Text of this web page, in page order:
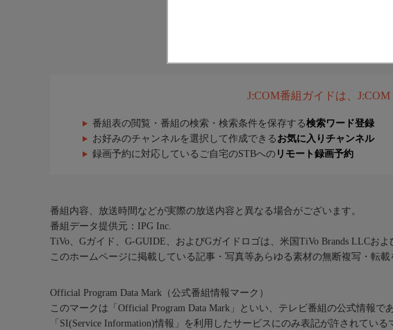
J:COM番組ガイドは、
番組表の閲覧・番組の検索・検索条件を保存する検索ワード登録
お好みのチャンネルを選択して作成できる お気に入りチャンネル
録画予約に対応しているご自宅のSTBへの リモート録画予約
番組内容、放送時間などが実際の放送内容と異なる場合がございます。
番組データ提供元：IPG Inc.
TiVo、Gガイド、G-GUIDE、およびGガイドロゴは、米国TiVo Brands LLCお
このホームページに掲載している記事・写真等あらゆる素材の無断複写・転載
Official Program Data Mark（公式番組情報マーク）
このマークは「Official Program Data Mark」といい、テレビ番組の公式情報で
「SI(Service Information)情報」を利用したサービスにのみ表記が許されている